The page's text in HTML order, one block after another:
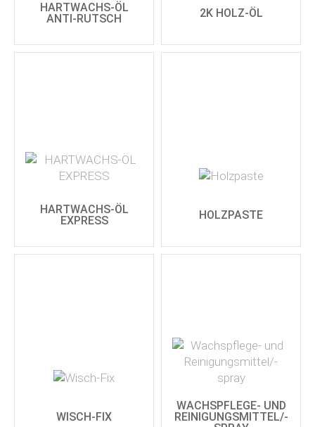
HARTWACHS-ÖL
ANTI-RUTSCH
2K HOLZ-ÖL
HARTWACHS-ÖL
EXPRESS
HOLZPASTE
WISCH-FIX
WACHSPFLEGE- UND
REINIGUNGSMITTEL/-